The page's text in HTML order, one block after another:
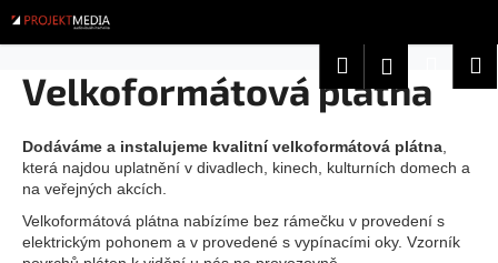
na
obsah
HledatPřihlášení
Velkoformátová plátna
Dodáváme a instalujeme kvalitní velkoformátová plátna
která najdou uplatnění v divadlech, kinech, kulturních domech a
na veřejných akcích.
Velkoformátová plátna nabízíme bez rámečku v provedení s
elektrickým pohonem a v provedené s vypínacími oky. Vzorník
K
o
o
p
o
t